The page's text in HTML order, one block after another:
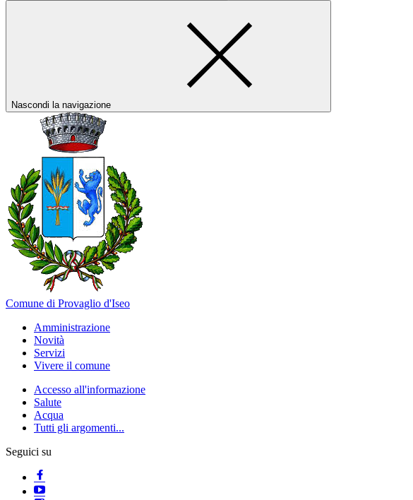
Nascondi la navigazione
Comune di Provaglio d'Iseo
Amministrazione
Novità
Servizi
Vivere il comune
Accesso all'informazione
Salute
Acqua
Tutti gli argomenti...
Seguici su